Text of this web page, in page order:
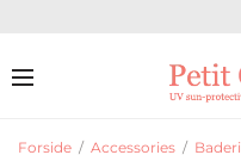
Forside / Accessories /